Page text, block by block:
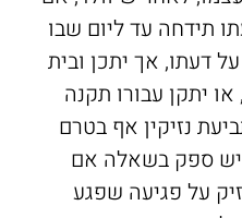
תידחה עד ליום שבו
דעתו, אך יתכן ובית
או יתקן עבורו תקנה
נזיקין אף בטרם
יש ספק בשאלה אם
על פגיעה שפגע